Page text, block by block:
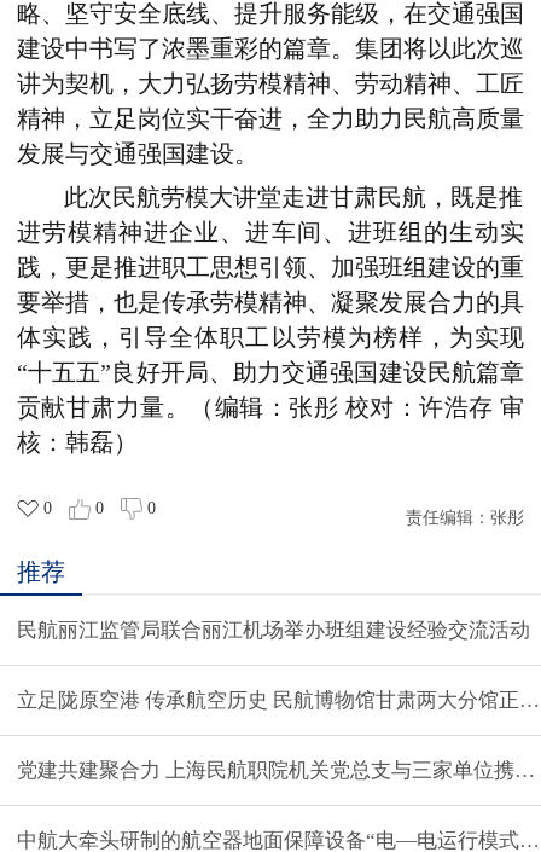
略、坚守安全底线、提升服务能级，在交通强国
建设中书写了浓墨重彩的篇章。集团将以此次巡
讲为契机，大力弘扬劳模精神、劳动精神、工匠
精神，立足岗位实干奋进，全力助力民航高质量
发展与交通强国建设。
此次民航劳模大讲堂走进甘肃民航，既是推
进劳模精神进企业、进车间、进班组的生动实
践，更是推进职工思想引领、加强班组建设的重
要举措，也是传承劳模精神、凝聚发展合力的具
体实践，引导全体职工以劳模为榜样，为实现
“十五五”良好开局、助力交通强国建设民航篇章
贡献甘肃力量。（编辑：张彤 校对：许浩存 审
核：韩磊）
0 0 0
责任编辑： 张彤
推荐
民航丽江监管局联合丽江机场举办班组建设经验交流活动
立足陇原空港 传承航空历史 民航博物馆甘肃两大分馆正
党建共建聚合力 上海民航职院机关党总支与三家单位携手
中航大牵头研制的航空器地面保障设备“电—电运行模式”